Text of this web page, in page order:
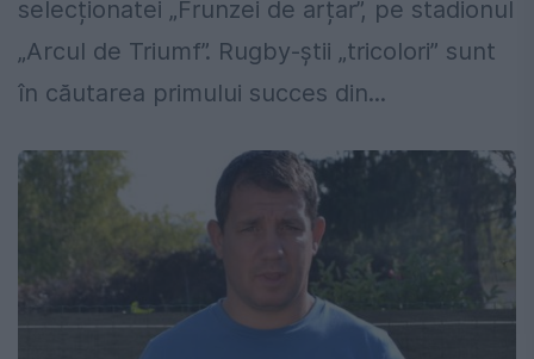
selecționatei „Frunzei de arțar”, pe stadionul
„Arcul de Triumf”. Rugby-știi „tricolori” sunt
în căutarea primului succes din...